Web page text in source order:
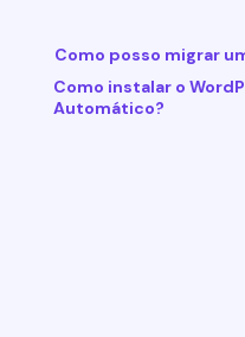
Como posso migrar
Como instalar o
Automático?